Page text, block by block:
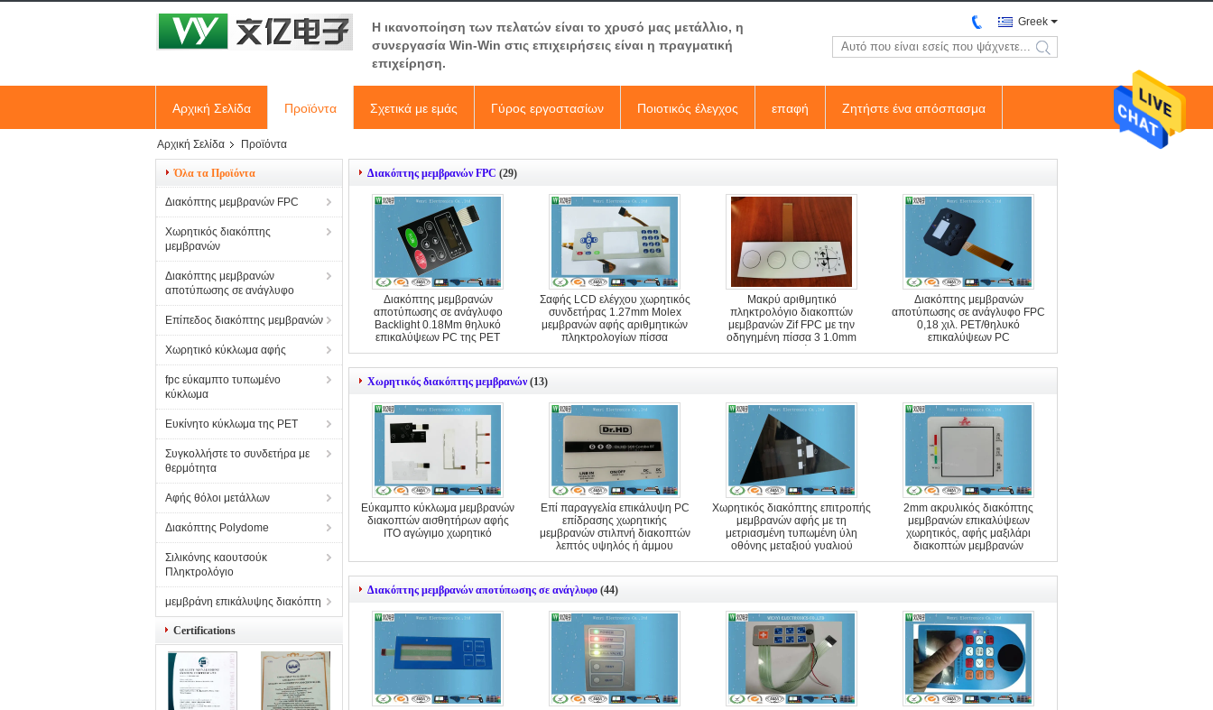
Η ικανοποίηση των πελατών είναι το χρυσό μας μετάλλιο, η
συνεργασία Win-Win στις επιχειρήσεις είναι η πραγματική
επιχείρηση.
Greek
search
Αρχική Σελίδα Προϊόντα Σχετικά με εμάς Γύρος εργοστασίων Ποιοτικός έλεγχος επαφή Ζητήστε ένα απόσπασμα
Αρχική Σελίδα Προϊόντα
Όλα τα Προϊόντα
Διακόπτης μεμβρανών FPC
Χωρητικός διακόπτης
μεμβρανών
Διακόπτης μεμβρανών
αποτύπωσης σε ανάγλυφο
Επίπεδος διακόπτης μεμβρανών
Χωρητικό κύκλωμα αφής
fpc εύκαμπτο τυπωμένο
κύκλωμα
Ευκίνητο κύκλωμα της PET
Συγκολλήστε το συνδετήρα με
θερμότητα
Αφής θόλοι μετάλλων
Διακόπτης Polydome
Σιλικόνης καουτσούκ
Πληκτρολόγιο
μεμβράνη επικάλυψης διακόπτη
Certifications
Διακόπτης μεμβρανών FPC (29)
Διακόπτης μεμβρανών
αποτύπωσης σε ανάγλυφο
Backlight 0.18Mm θηλυκό
επικαλύψεων PC της PET
Σαφής LCD ελέγχου χωρητικός
συνδετήρας 1.27mm Molex
μεμβρανών αφής αριθμητικών
πληκτρολογίων πίσσα
Μακρύ αριθμητικό
πληκτρολόγιο διακοπτών
μεμβρανών Zif FPC με την
οδηγημένη πίσσα 3 1.0mm
κλειδιά
Διακόπτης μεμβρανών
αποτύπωσης σε ανάγλυφο FPC
0,18 χιλ. PET/θηλυκό
επικαλύψεων PC
Χωρητικός διακόπτης μεμβρανών (13)
Εύκαμπτο κύκλωμα μεμβρανών
διακοπτών αισθητήρων αφής
ITO αγώγιμο χωρητικό
Επί παραγγελία επικάλυψη PC
επίδρασης χωρητικής
μεμβρανών στιλπνή διακοπτών
λεπτός υψηλός ή άμμου
Χωρητικός διακόπτης επιτροπής
μεμβρανών αφής με τη
μετριασμένη τυπωμένη ύλη
οθόνης μεταξιού γυαλιού
2mm ακρυλικός διακόπτης
μεμβρανών επικαλύψεων
χωρητικός, αφής μαξιλάρι
διακοπτών μεμβρανών
Διακόπτης μεμβρανών αποτύπωσης σε ανάγλυφο (44)